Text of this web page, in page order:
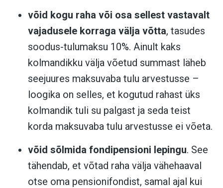
võid kogu raha või osa sellest vastavalt
vajadusele korraga välja võtta, tasudes
soodus-tulumaksu 10%. Ainult kaks
kolmandikku välja võetud summast läheb
seejuures maksuvaba tulu arvestusse –
loogika on selles, et kogutud rahast üks
kolmandik tuli su palgast ja seda teist
korda maksuvaba tulu arvestusse ei võeta.
võid sõlmida fondipensioni lepingu. See
tähendab, et võtad raha välja vähehaaval
otse oma pensionifondist, samal ajal kui